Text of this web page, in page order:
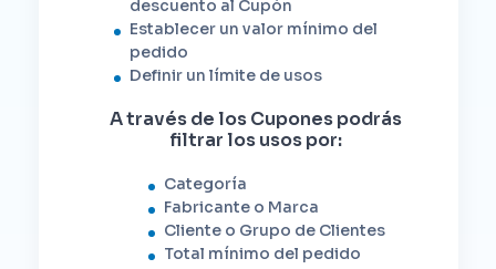
descuento al Cupón
Establecer un valor mínimo del
pedido
Definir un límite de usos
A través de los Cupones podrás
filtrar los usos por:
Categoría
Fabricante o Marca
Cliente o Grupo de Clientes
Total mínimo del pedido